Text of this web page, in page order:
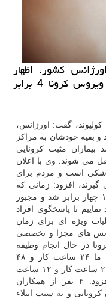
كشور، اظهار
داشت: تماسهای اورژانس با شیوع ویروس كرونا 4 برابر
گفت: اورژانس،
و بقیه خودشان به مراکز
می کنند، اما ۱۰۰ درصد بیماران مثبت کرونایی
عملیات ویژه اورژانس ۱۱۵ منتقل می شوند. وی با اعلان
است و مردم برای
تلفن ۱۱۵ تماس می گیرند، افزود: زمانی که
کرونا شیوع پیدا کرد تلفن های شماره ۱۱۵ چهار برابر شد و مجبور
تا پاسخگوی افراد
ویژه ای برای زمان
های مجزا و تخصصی
در حال انجام وظیفه
است. وی ادامه داد: شیفت های کارکنان ما ۲۴ ساعت کار و ۴۸
ساعت استراحت بود که حالا این عدد به ۲۴ ساعت کار و ۱۲ ساعت
استراحت تبدیل گشته است. کولیوند افزود: ۴ نفر از همکاران
کرونایی و به سبب ابتلاء